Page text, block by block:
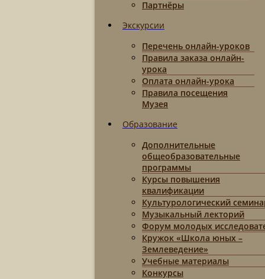
Партнёры
Экскурсии
Перечень онлайн-уроков
Правила заказа онлайн-
урока
Оплата онлайн-урока
Правила посещения
Музея
Образование
Дополнительные
общеобразовательные
программы
Курсы повышения
квалификации
Культурологический
Музыкальный лекторий
Форум молодых
Кружок «Школа юных –
Землеведение»
Учебные материалы
Конкурсы